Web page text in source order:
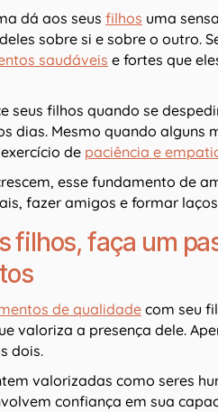
dá aos seus filhos uma
sobre si e sobre o outro.
saudáveis ​​e fortes que
seus filhos quando se
dias. Mesmo quando alguns
de paciência e
esse fundamento de
fazer amigos e formar
filhos, faça um
de qualidade com seu
valoriza a presença dele.
dois.
valorizadas como seres
confiança em sua